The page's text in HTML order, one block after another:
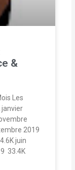
&
Les
janvier
2019
juin
 33.4K